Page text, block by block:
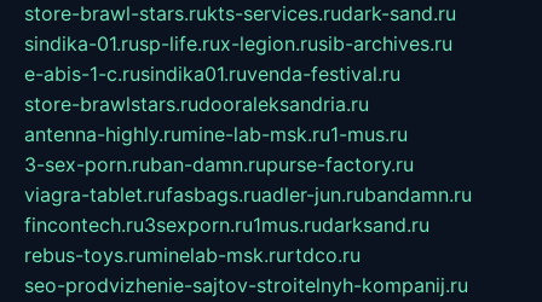
store-brawl-stars.rukts-services.rudark-sand.ru
sindika-01.rusp-life.rux-legion.rusib-archives.ru
e-abis-1-c.rusindika01.ruvenda-festival.ru
store-brawlstars.rudooraleksandria.ru
antenna-highly.rumine-lab-msk.ru1-mus.ru
3-sex-porn.ruban-damn.rupurse-factory.ru
viagra-tablet.rufasbags.ruadler-jun.rubandamn.ru
fincontech.ru3sexporn.ru1mus.rudarksand.ru
rebus-toys.ruminelab-msk.rurtdco.ru
seo-prodvizhenie-sajtov-stroitelnyh-kompanij.ru